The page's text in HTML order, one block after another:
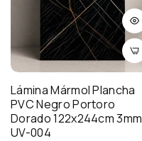
Lámina Mármol Plancha
PVC Negro Portoro
Dorado 122x244cm 3mm
UV-004